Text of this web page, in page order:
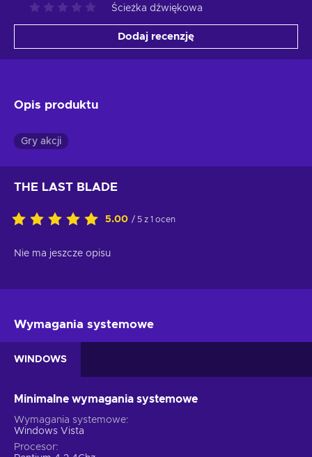
Ścieżka dźwiękowa
Dodaj recenzję
Opis produktu
Gry akcji
THE LAST BLADE
5.00 / 5 z 1 ocen
Nie ma jeszcze opisu
Wymagania systemowe
WINDOWS
Minimalne wymagania systemowe
Wymagania systemowe
Windows Vista
Procesor